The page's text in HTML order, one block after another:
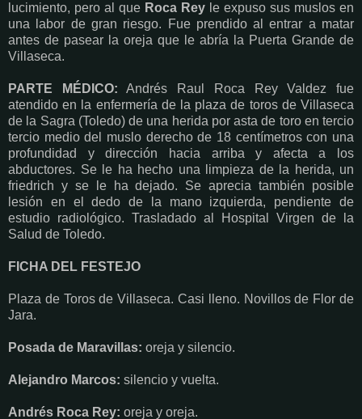
lucimiento, pero al que Roca Rey le expuso sus muslos en
una labor de gran riesgo. Fue prendido al entrar a matar
antes de pasear la oreja que le abría la Puerta Grande de
Villaseca.
PARTE MÉDICO: Andrés Raul Roca Rey Valdez fue
atendido en la enfermería de la plaza de toros de Villaseca
de la Sagra (Toledo) de una herida por asta de toro en tercio
tercio medio del muslo derecho de 18 centímetros con una
profundidad y dirección hacia arriba y afecta a los
abductores. Se le ha hecho una limpieza de la herida, un
friedrich y se le ha dejado. Se aprecia también posible
lesión en el dedo de la mano izquierda, pendiente de
estudio radiológico. Trasladado al Hospital Virgen de la
Salud de Toledo.
FICHA DEL FESTEJO
Plaza de Toros de Villaseca. Casi lleno. Novillos de Flor de
Jara.
Posada de Maravillas: oreja y silencio.
Alejandro Marcos: silencio y vuelta.
Andrés Roca Rey: oreja y oreja.